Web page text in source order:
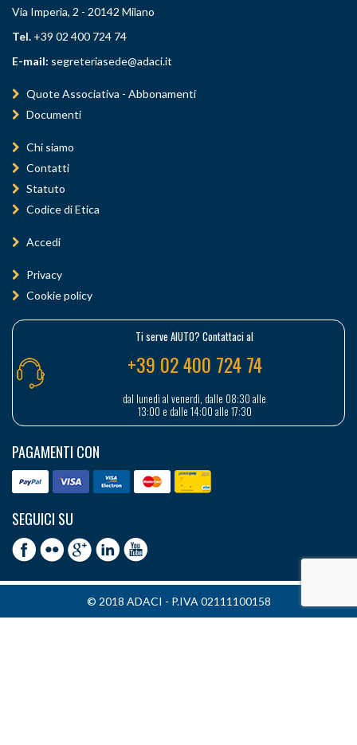
Via Imperia, 2 - 20142 Milano
Tel. +39 02 400 724 74
E-mail: segreteriasede@adaci.it
Quote Associativa - Abbonamenti
Documenti
Chi siamo
Contatti
Statuto
Codice di Etica
Accedi
Privacy
Cookie policy
Ti serve AIUTO? Contattaci al
+39 02 400 724 74
dal lunedì al venerdì, dalle 08:30 alle
13:00 e dalle 14:00 alle 17:30
PAGAMENTI CON
SEGUICI SU
© 2018 ADACI - P.IVA 02111100158